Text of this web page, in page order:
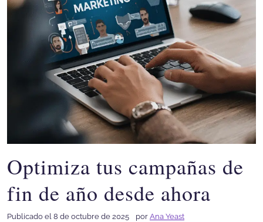
Optimiza tus campañas de
fin de año desde ahora
Publicado el 8 de octubre de 2025 por Ana Yeast